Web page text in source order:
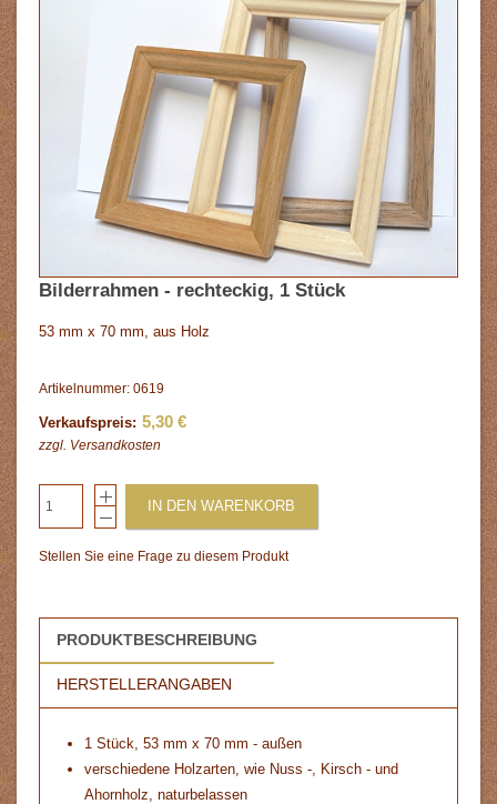
Bilderrahmen - rechteckig, 1 Stück
53 mm x 70 mm, aus Holz
Artikelnummer: 0619
Verkaufspreis: 5,30 €
zzgl. Versandkosten
IN DEN WARENKORB
Stellen Sie eine Frage zu diesem Produkt
PRODUKTBESCHREIBUNG
HERSTELLERANGABEN
1 Stück, 53 mm x 70 mm - außen
verschiedene Holzarten, wie Nuss -, Kirsch - und
Ahornholz, naturbelassen